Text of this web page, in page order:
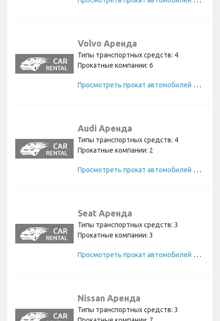
Volvo Аренда
Типы транспортных средств: 4
Прокатные компании: 6
П
росмотреть прокат автомобилей Volvo
Audi Аренда
Типы транспортных средств: 4
Прокатные компании: 2
П
росмотреть прокат автомобилей Audi
Seat Аренда
Типы транспортных средств: 3
Прокатные компании: 3
П
росмотреть прокат автомобилей Seat
Nissan Аренда
Типы транспортных средств: 3